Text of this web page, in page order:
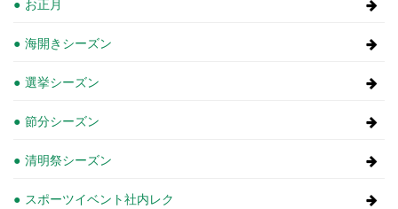
お正月
海開きシーズン
選挙シーズン
節分シーズン
清明祭シーズン
スポーツイベント社内レク